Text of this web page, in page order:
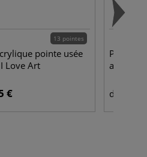
13 pointes
pointe usée
Love Art
€
Papier
acrylique
dès